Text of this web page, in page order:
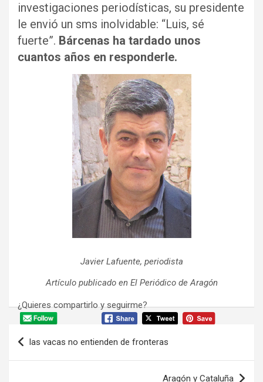
investigaciones periodísticas, su presidente
le envió un sms inolvidable: “Luis, sé
fuerte”. Bárcenas ha tardado unos
cuantos años en responderle.
Javier Lafuente, periodista
Artículo publicado en El Periódico de Aragón
¿Quieres compartirlo y seguirme?
Navegación
de
las vacas no entienden de fronteras
Aragón y Cataluña